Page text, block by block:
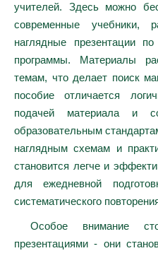
учителей. Здесь можно
современные учебники,
наглядные презентации
программы. Материалы
темам, что делает поиск
пособие отличается
подачей материала и
образовательным
наглядным схемам и
становится легче и
для ежедневной
систематического
Особое внимание
презентациями - они